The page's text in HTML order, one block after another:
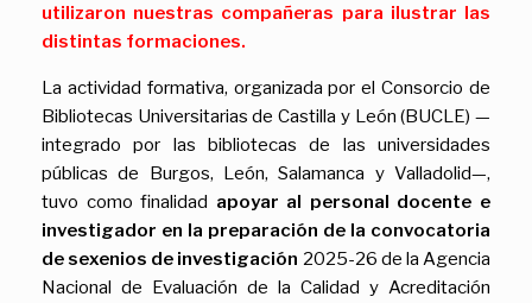
utilizaron nuestras compañeras para ilustrar las
distintas formaciones.
La actividad formativa, organizada por el Consorcio de
Bibliotecas Universitarias de Castilla y León (BUCLE) —
integrado por las bibliotecas de las universidades
públicas de Burgos, León, Salamanca y Valladolid—,
tuvo como finalidad apoyar al personal docente e
investigador en la preparación de la convocatoria
de sexenios de investigación 2025-26 de la Agencia
Nacional de Evaluación de la Calidad y Acreditación